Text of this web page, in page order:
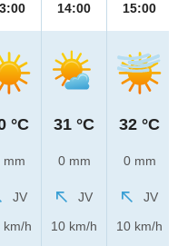
°C
mm
JV
km/h
14:00
31 °C
0 mm
JV
10 km/h
15:00
32 °C
0 mm
JV
10 km/h